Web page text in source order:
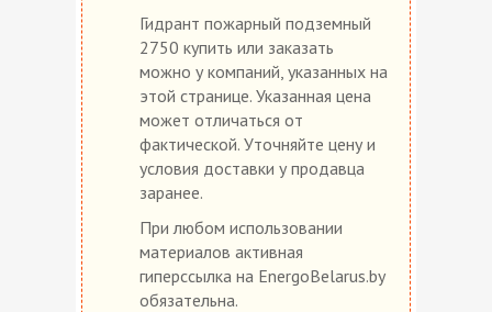
Гидрант пожарный подземный
2750 купить или заказать
можно у компаний, указанных на
этой странице. Указанная цена
может отличаться от
фактической. Уточняйте цену и
условия доставки у продавца
заранее.
При любом использовании
материалов активная
гиперссылка на EnergoBelarus.by
обязательна.